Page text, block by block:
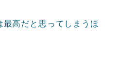
最高だと思ってしまうほ